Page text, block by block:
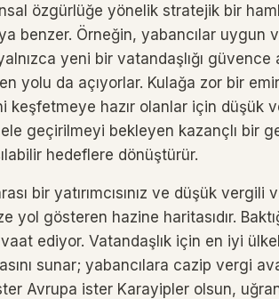
özgürlüğe yönelik stratejik bir
benzer. Örneğin, yabancılar uygun
yeni bir vatandaşlığı güvence
yolu da açıyorlar. Kulağa zor bir
keşfetmeye hazır olanlar için düşük
geçirilmeyi bekleyen kazançlı bir
hedeflere dönüştürür.
bir yatırımcısınız ve düşük vergili
yol gösteren hazine haritasıdır.
ediyor. Vatandaşlık için en iyi
sunar; yabancılara cazip vergi
Avrupa ister Karayipler olsun,